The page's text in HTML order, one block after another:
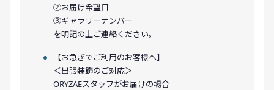
②お届け希望日
③ギャラリーナンバー
を明記の上ご連絡ください。
【お急ぎでご利用のお客様へ】
＜出張装飾のご対応＞
ORYZAEスタッフがお届けの場合